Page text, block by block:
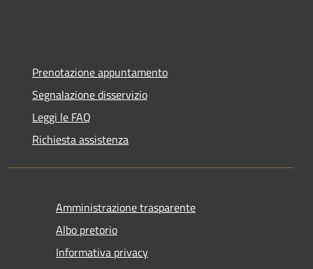
Prenotazione appuntamento
Segnalazione disservizio
Leggi le FAQ
Richiesta assistenza
Amministrazione trasparente
Albo pretorio
Informativa privacy